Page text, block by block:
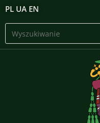
PL UA EN